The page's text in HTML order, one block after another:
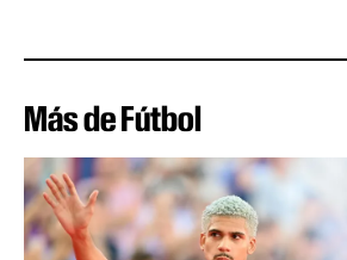
Más de Fútbol